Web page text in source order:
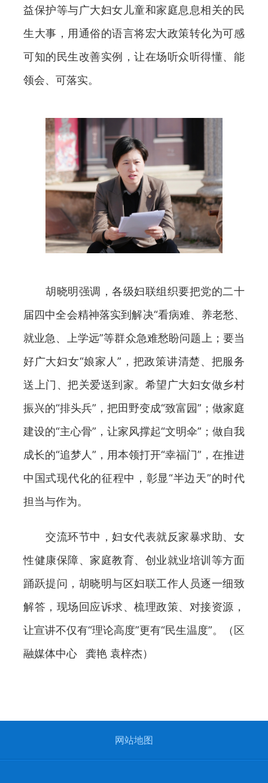
益保护等与广大妇女儿童和家庭息息相关的民
生大事，用通俗的语言将宏大政策转化为可感
可知的民生改善实例，让在场听众听得懂、能
领会、可落实。
胡晓明强调，各级妇联组织要把党的二十
届四中全会精神落实到解决“看病难、养老愁、
就业急、上学远”等群众急难愁盼问题上；要当
好广大妇女“娘家人”，把政策讲清楚、把服务
送上门、把关爱送到家。希望广大妇女做乡村
振兴的“排头兵”，把田野变成“致富园”；做家庭
建设的“主心骨”，让家风撑起“文明伞”；做自我
成长的“追梦人”，用本领打开“幸福门”，在推进
中国式现代化的征程中，彰显“半边天”的时代
担当与作为。
交流环节中，妇女代表就反家暴求助、女
性健康保障、家庭教育、创业就业培训等方面
踊跃提问，胡晓明与区妇联工作人员逐一细致
解答，现场回应诉求、梳理政策、对接资源，
让宣讲不仅有“理论高度”更有“民生温度”。（区
融媒体中心 龚艳 袁梓杰）
网站地图